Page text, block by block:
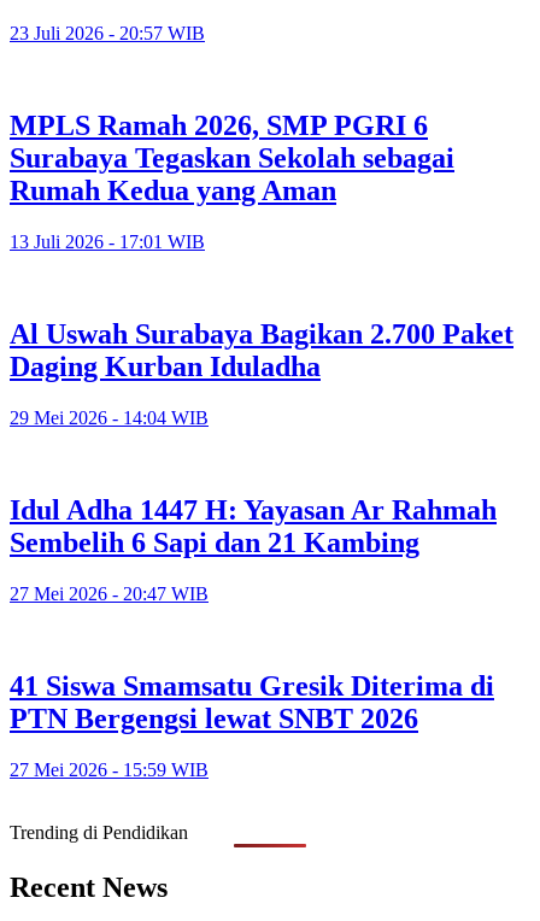
23 Juli 2026 - 20:57 WIB
MPLS Ramah 2026, SMP PGRI 6
Surabaya Tegaskan Sekolah sebagai
Rumah Kedua yang Aman
13 Juli 2026 - 17:01 WIB
Al Uswah Surabaya Bagikan 2.700 Paket
Daging Kurban Iduladha
29 Mei 2026 - 14:04 WIB
Idul Adha 1447 H: Yayasan Ar Rahmah
Sembelih 6 Sapi dan 21 Kambing
27 Mei 2026 - 20:47 WIB
41 Siswa Smamsatu Gresik Diterima di
PTN Bergengsi lewat SNBT 2026
27 Mei 2026 - 15:59 WIB
Trending di Pendidikan
Recent News